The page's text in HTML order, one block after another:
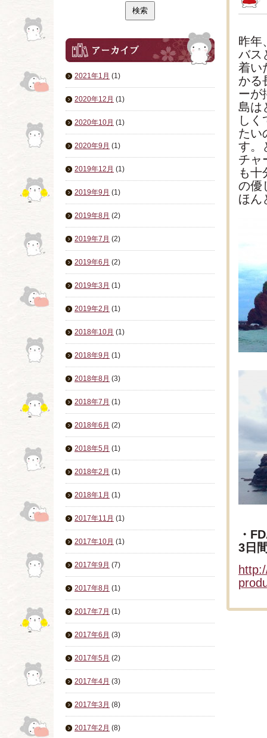
2021年1月 (1)
2020年12月 (1)
2020年10月 (1)
2020年9月 (1)
2019年12月 (1)
2019年9月 (1)
2019年8月 (2)
2019年7月 (2)
2019年6月 (2)
2019年3月 (1)
2019年2月 (1)
2018年10月 (1)
2018年9月 (1)
2018年8月 (3)
2018年7月 (1)
2018年6月 (2)
2018年5月 (1)
2018年2月 (1)
2018年1月 (1)
2017年11月 (1)
2017年10月 (1)
2017年9月 (7)
2017年8月 (1)
2017年7月 (1)
2017年6月 (3)
2017年5月 (2)
2017年4月 (3)
2017年3月 (8)
2017年2月 (8)
昨年
バス
着い
かる
ーが
島は
し
たい
す。
チャ
も十
の優
ほん
・
3日